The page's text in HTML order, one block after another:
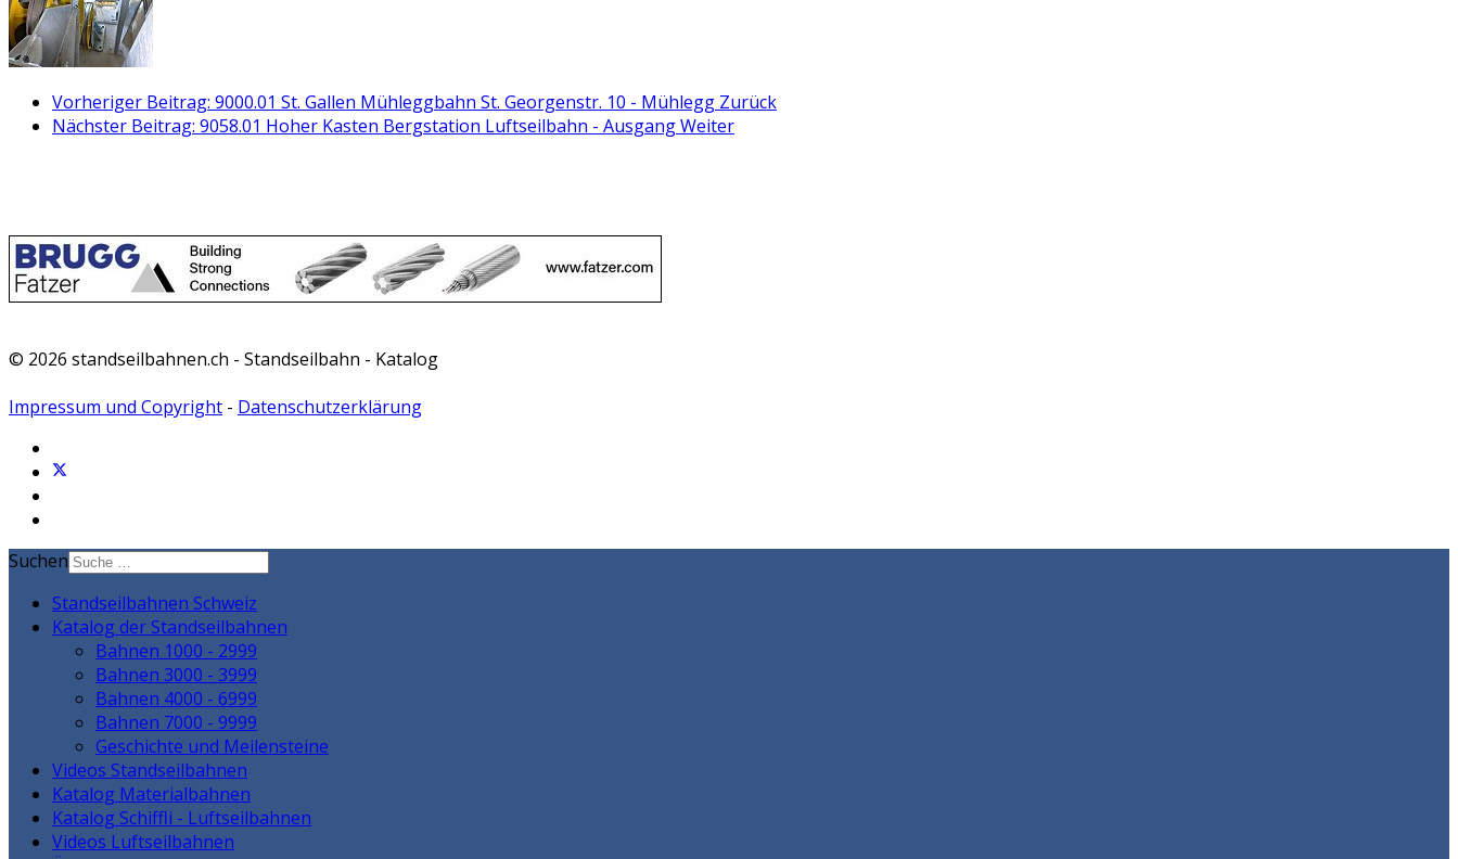
Vorheriger Beitrag: 9000.01 St. Gallen Mühleggbahn St. Georgenstr. 10 - Mühlegg Zurück
Nächster Beitrag: 9058.01 Hoher Kasten Bergstation Luftseilbahn - AusgangWeiter
© 2026 standseilbahnen.ch - Standseilbahn - Katalog
Impressum und Copyright - Datenschutzerklärung
Suchen
Standseilbahnen Schweiz
Katalog der Standseilbahnen
Bahnen 1000 - 2999
Bahnen 3000 - 3999
Bahnen 4000 - 6999
Bahnen 7000 - 9999
Geschichte und Meilensteine
Videos Standseilbahnen
Katalog Materialbahnen
Katalog Schiffli - Luftseilbahnen
Videos Luftseilbahnen